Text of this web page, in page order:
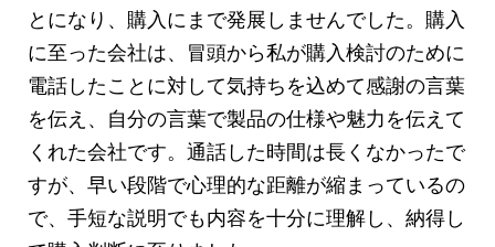
とになり、購入にまで発展しませんでした。購入
に至った会社は、冒頭から私が購入検討のために
電話したことに対して気持ちを込めて感謝の言葉
を伝え、自分の言葉で製品の仕様や魅力を伝えて
くれた会社です。通話した時間は長くなかったで
すが、早い段階で心理的な距離が縮まっているの
で、手短な説明でも内容を十分に理解し、納得し